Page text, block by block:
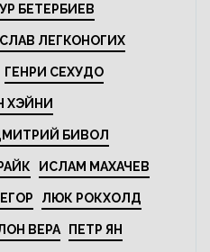
БЕТЕРБИЕВ
ЛЕГКОНОГИХ
ГЕНРИ СЕХУДО
ХЭЙНИ
БИВОЛ
ИСЛАМ МАХАЧЕВ
ЛЮК РОКХОЛД
ВЕРА ПЕТР ЯН